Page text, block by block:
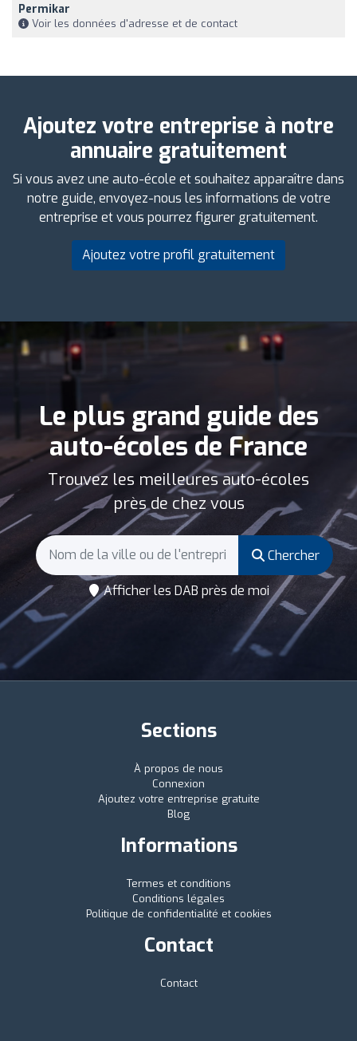
Permikar
Voir les données d'adresse et de contact
Ajoutez votre entreprise à notre
annuaire gratuitement
Si vous avez une auto-école et souhaitez apparaître dans
notre guide, envoyez-nous les informations de votre
entreprise et vous pourrez figurer gratuitement.
Ajoutez votre profil gratuitement
Le plus grand guide des
auto-écoles de France
Trouvez les meilleures auto-écoles
près de chez vous
Chercher
Afficher les DAB près de moi
Sections
À propos de nous
Connexion
Ajoutez votre entreprise gratuite
Blog
Informations
Termes et conditions
Conditions légales
Politique de confidentialité et cookies
Contact
Contact